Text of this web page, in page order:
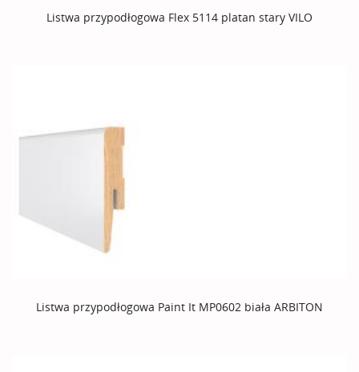
Listwa przypodłogowa Flex 5114 platan stary VILO
Listwa przypodłogowa Paint It MP0602 biała ARBITON